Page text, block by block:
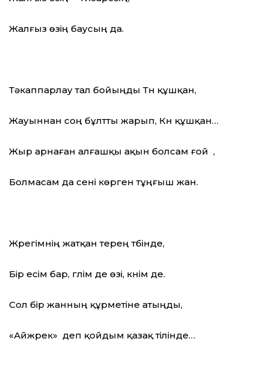
Жалғыз өзің баусың да.
Тәкаппарлау тал бойыңды Түн құшқан,
Жауыннан соң бұлтты жарып, Күн құшқан…
Жыр арнаған алғашқы ақын болсам ғой ,
Болмасам да сені көрген тұңғыш жан.
Жүрегімнің жатқан терең түбінде,
Бір есім бар, гүлім де өзі, күнім де.
Сол бір жанның құрметіне атыңды,
«Айжүрек» деп қойдым қазақ тілінде…